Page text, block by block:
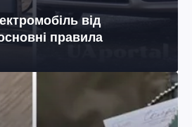
від
правила